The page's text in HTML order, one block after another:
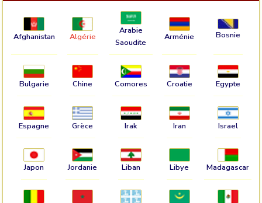
Afghanistan Algérie
Arabie
Saoudite
Arménie Bosnie
Bulgarie Chine Comores Croatie Egypte
Espagne Grèce Irak Iran Israel
Japon Jordanie Liban Libye Madagascar